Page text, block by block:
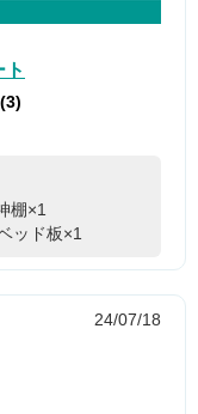
(3)
棚×1
ッド板×1
24/07/18